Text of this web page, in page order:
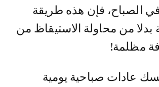
الصباح، فإن هذه طريقة
بدلا من محاولة الاستيقاظ من
مظلمة!